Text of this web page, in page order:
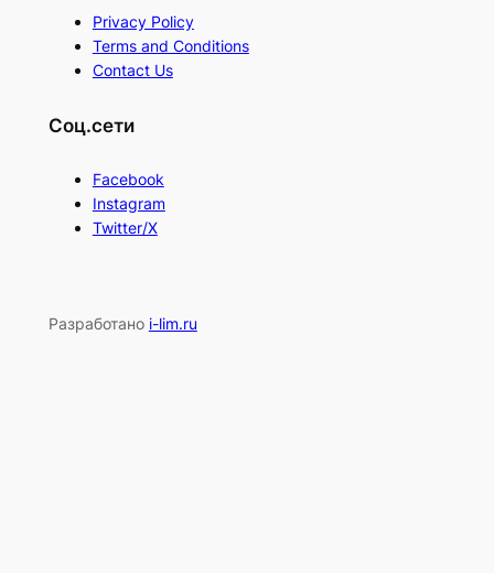
Privacy Policy
Terms and Conditions
Contact Us
Соц.сети
Facebook
Instagram
Twitter/X
Разработано i-lim.ru